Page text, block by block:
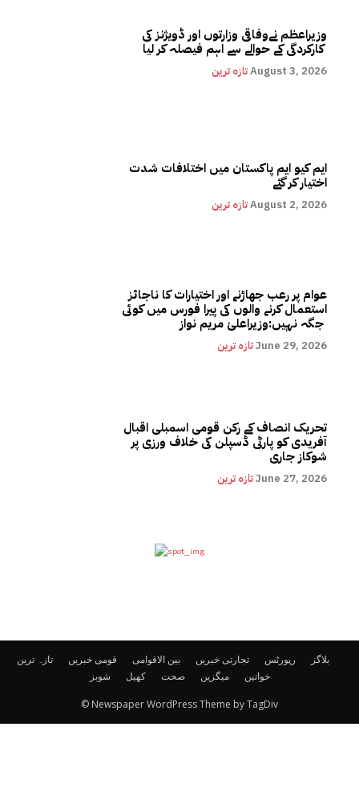
وزیراعظم نےوفاقی وزارتوں اور ڈویژنز کی
کارکردگی کے حوالے سے اہم فیصلہ کر لیا
تازہ ترینAugust 3, 2026
ایم کیو ایم پاکستان میں اختلافات شدت
اختیار کر گئے
تازہ ترینAugust 2, 2026
عوام پر رعب جھاڑنے اور اختیارات کا ناجائز
استعمال کرنے والوں کی پیرا فورس میں کوئی
تازہ ترینJune 29, 2026
تحریک انصاف کے رکن قومی اسمبلی اقبال
آفریدی کو پارٹی ڈسپلن کی خلاف ورزی پر
شوکاز جاری
تازہ ترینJune 27, 2026
تازہ ترین قومی خبریں بین الاقوامی تجارتی خبریں رپورٹس
بلاگز
شوبز
کھیل صحت میگزین خواتین
© Newspaper WordPress Theme by TagDiv